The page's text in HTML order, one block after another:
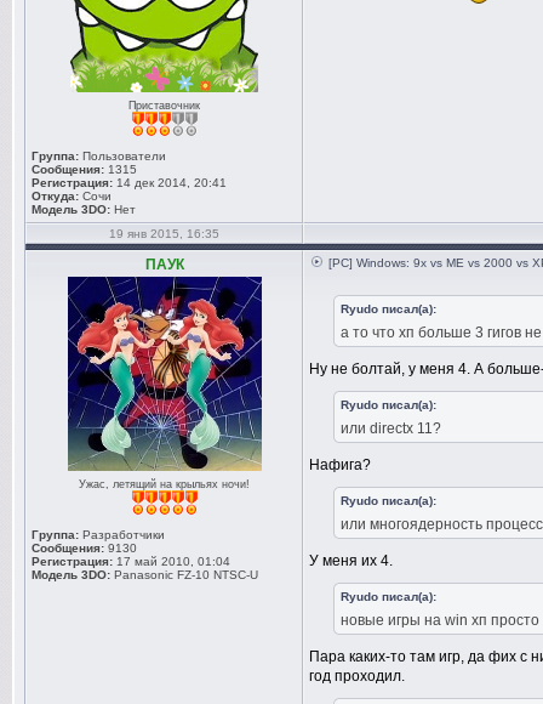
Приставочник
Группа: Пользователи
Сообщения: 1315
Регистрация: 14 дек 2014, 20:41
Откуда: Сочи
Модель 3DO: Нет
19 янв 2015, 16:35
ПАУК
Ужас, летящий на крыльях ночи!
Группа: Разработчики
Сообщения: 9130
Регистрация: 17 май 2010, 01:04
Модель 3DO: Panasonic FZ-10 NTSC-U
[PC] Windows: 9x vs ME vs 2000 vs
Ryudo писал(а):
а то что хп больше 3 гигов
Ну не болтай, у меня 4. А
Ryudo писал(а):
или directx 11?
Нафига?
Ryudo писал(а):
или многоядерность
У меня их 4.
Ryudo писал(а):
новые игры на win хп
Пара каких-то там игр, да фих
год проходил.